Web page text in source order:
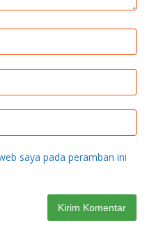
saya pada peramban ini